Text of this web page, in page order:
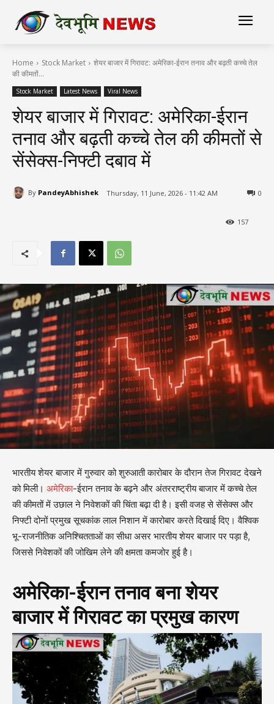
Home Stock Market
शेयर बाजार में गिरावट: अमेरिका-ईरान तनाव और बढ़ती कच्चे तेल
की कीमतों...
Stock Market Latest News Viral News
शेयर बाजार में गिरावट: अमेरिका-ईरान
तनाव और बढ़ती कच्चे तेल की कीमतों से
सेंसेक्स-निफ्टी दबाव में
By PandeyAbhishek Thursday, 11 June, 2026 - 11:42 AM 0
157
भारतीय शेयर बाजार में गुरुवार को शुरुआती कारोबार के दौरान तेज गिरावट देखने
को मिली। अमेरिका-ईरान तनाव के बढ़ने और अंतरराष्ट्रीय बाजार में कच्चे तेल
की कीमतों में उछाल ने निवेशकों की चिंता बढ़ा दी है। इसी वजह से सेंसेक्स और
निफ्टी दोनों प्रमुख सूचकांक लाल निशान में कारोबार करते दिखाई दिए। वैश्विक
भू-राजनीतिक अनिश्चितताओं का सीधा असर भारतीय शेयर बाजार पर पड़ा है,
जिससे निवेशकों की जोखिम लेने की क्षमता कमजोर हुई है।
अमेरिका-ईरान तनाव बना शेयर
बाजार में गिरावट का प्रमुख कारण